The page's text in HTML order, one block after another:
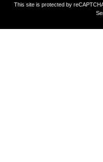
This site is protected by